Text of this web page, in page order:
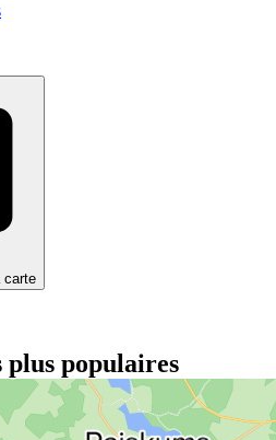
carte
populaires